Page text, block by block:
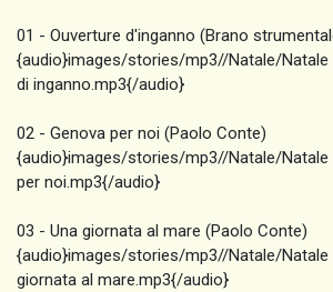
01 - Ouverture d'inganno (Brano
{audio}images/stories/mp3//Natale/Natale
di inganno.mp3{/audio}
02 - Genova per noi (Paolo Conte)
{audio}images/stories/mp3//Natale/Natale
per noi.mp3{/audio}
03 - Una giornata al mare (Paolo Conte)
{audio}images/stories/mp3//Natale/Natale
giornata al mare.mp3{/audio}